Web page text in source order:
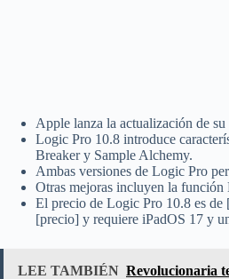
Apple lanza la actualización de
Logic Pro 10.8 introduce
Breaker y Sample Alchemy.
Ambas versiones de Logic Pro
Otras mejoras incluyen la
El precio de Logic Pro 10.8 es de
[precio] y requiere iPadOS 17 y
LEE TAMBIÉN Revolucionaria